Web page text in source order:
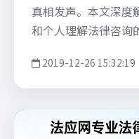
真相发声。本文深度
和个人理解法律咨询
2019-12-26 15:32:19